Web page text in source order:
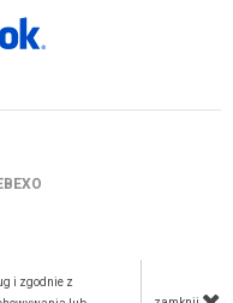
i zgodnie z